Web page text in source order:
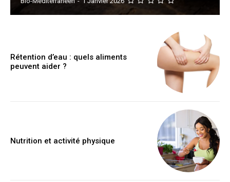
Rétention d’eau : quels aliments
peuvent aider ?
Nutrition et activité physique